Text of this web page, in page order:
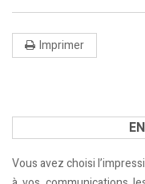
Imprimer
Vous avez choisi